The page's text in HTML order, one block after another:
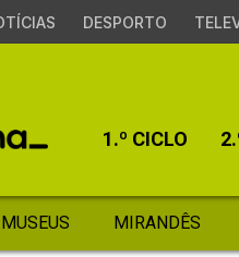
DESPORTO
1.º CICLO
MUSEUS MIRANDÊS